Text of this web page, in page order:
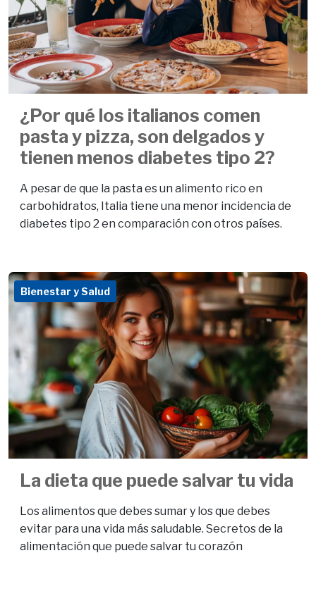
¿Por qué los italianos comen
pasta y pizza, son delgados y
tienen menos diabetes tipo 2?
A pesar de que la pasta es un alimento rico en
carbohidratos, Italia tiene una menor incidencia de
diabetes tipo 2 en comparación con otros países.
Bienestar y Salud
La dieta que puede salvar tu vida
Los alimentos que debes sumar y los que debes
evitar para una vida más saludable. Secretos de la
alimentación que puede salvar tu corazón